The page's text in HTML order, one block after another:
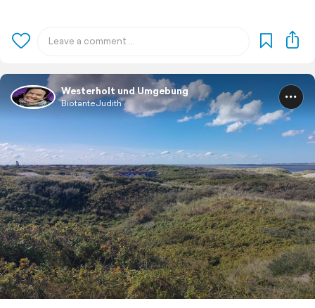
Westerholt und Umgebung
BiotanteJudith